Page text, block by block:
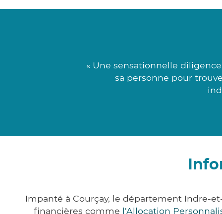
« Une sensationnelle
sa personne pour
Impanté à Courçay, le département Indre-
financières comme l'Allocation